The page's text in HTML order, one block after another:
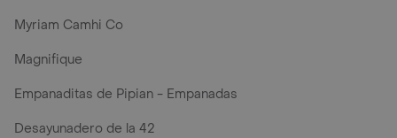
Myriam Camhi Co
Magnifique
Empanaditas de Pipian - Empanadas
Desayunadero de la 42